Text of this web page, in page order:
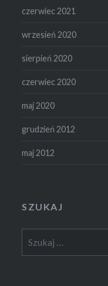
czerwiec 2021
wrzesień 2020
sierpień 2020
czerwiec 2020
maj 2020
grudzień 2012
maj 2012
SZUKAJ